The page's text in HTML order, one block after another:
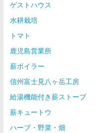
ゲストハウス
水耕栽培
トマト
鹿児島営業所
薪ボイラー
信州富士見八ヶ岳工房
給湯機能付き薪ストーブ
薪キュートウ
ハーブ・野菜・畑